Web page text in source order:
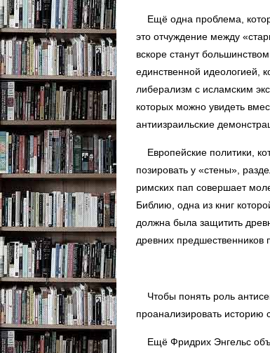
Ещё одна проблема,
это отчуждение между
вскоре станут
единственной идеологией,
либерализм с исламским
которых можно увидеть
антиизраильские
Европейские политики,
позировать у «стены»,
римских пап совершает
Библию, одна из книг
должна была защитить
древних предшественников
Чтобы понять роль
проанализировать
Ещё Фридрих Энгельс